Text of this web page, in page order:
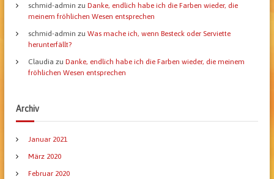
schmid-admin zuDanke, endlich habe ich die Farben wieder, die
meinem fröhlichen Wesen entsprechen
schmid-admin zuWas mache ich, wenn Besteck oder Serviette
herunterfällt?
Claudia zuDanke, endlich habe ich die Farben wieder, die meinem
fröhlichen Wesen entsprechen
Archiv
Januar 2021
März 2020
Februar 2020